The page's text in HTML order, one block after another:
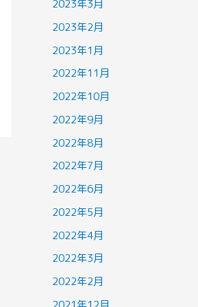
2023年3月
2023年2月
2023年1月
2022年11月
2022年10月
2022年9月
2022年8月
2022年7月
2022年6月
2022年5月
2022年4月
2022年3月
2022年2月